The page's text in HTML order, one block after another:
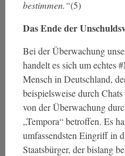
bestimmen.“(5)
Das Ende der
Bei der Überwachung
handelt es sich um echtes
Mensch in Deutschland,
beispielsweise durch
von der Überwachung
„Tempora“ betroffen. Es
umfassendsten Eingriff in
Staatsbürger, der bislang